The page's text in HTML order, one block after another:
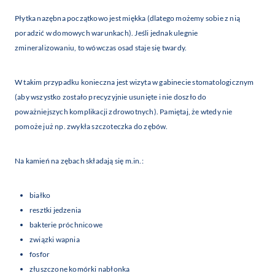
Płytka nazębna początkowo jest miękka (dlatego możemy sobie z nią
poradzić w domowych warunkach). Jeśli jednak ulegnie
zmineralizowaniu, to wówczas osad staje się twardy.
W takim przypadku konieczna jest wizyta w gabinecie stomatologicznym
(aby wszystko zostało precyzyjnie usunięte i nie doszło do
poważniejszych komplikacji zdrowotnych). Pamiętaj, że wtedy nie
pomoże już np. zwykła szczoteczka do zębów.
Na kamień na zębach składają się m.in.:
białko
resztki jedzenia
bakterie próchnicowe
związki wapnia
fosfor
złuszczone komórki nabłonka